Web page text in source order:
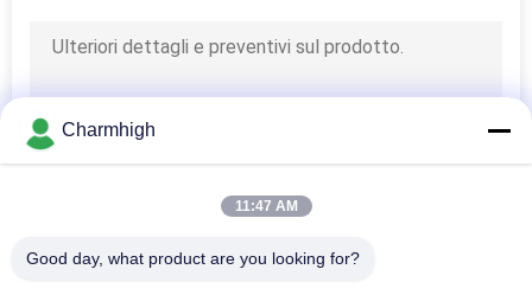
Charmhigh
11:47 AM
Good day, what product are you looking for?